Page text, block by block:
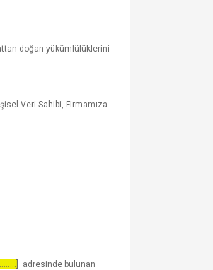
doğan yükümlülüklerini
Veri Sahibi, Firmamıza
adresinde bulunan